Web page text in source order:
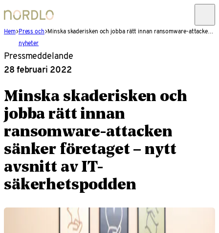
Hem Press och
nyheter
Minska skaderisken och jobba rätt innan ransomware-attacken sänker företaget – nytt avsnitt av IT-säkerhetspodden
Pressmeddelande
28 februari 2022
Minska skaderisken och
jobba rätt innan
ransomware-attacken
sänker företaget – nytt
avsnitt av IT-
säkerhetspodden